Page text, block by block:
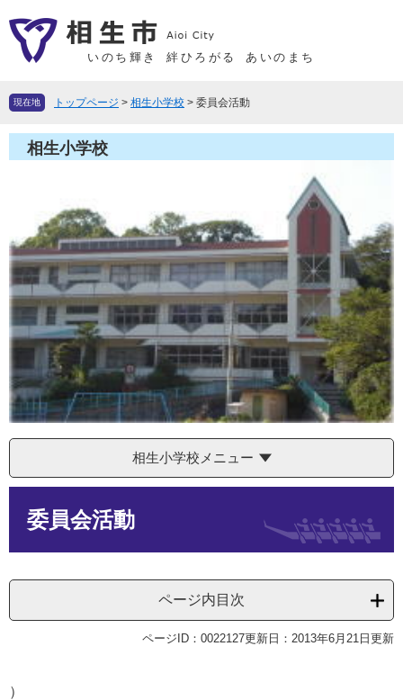
ー
先
す
ニ
を
し
へ
いのち輝き 絆ひろがる あいのまち
現在地 トップページ > 相生小学校 > 委員会活動
相生小学校
相生小学校メニュー
委員会活動
ページ内目次
ページID：0022127更新日：2013年6月21日更新
）